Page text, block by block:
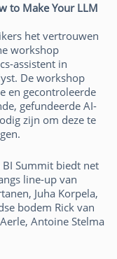
to Make Your LLM
het vertrouwen
workshop
assistent in
De workshop
en gecontroleerde
gefundeerde AI-
zijn om deze te
Summit biedt net
line-up van
Juha Korpela,
bodem Rick van
Antoine Stelma